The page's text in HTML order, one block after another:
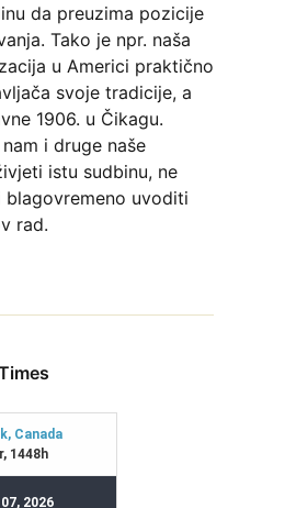
da preuzima pozicije
Tako je npr. naša
u Americi praktično
svoje tradicije, a
1906. u Čikagu.
i druge naše
istu sudbinu, ne
blagovremeno uvoditi
rad.